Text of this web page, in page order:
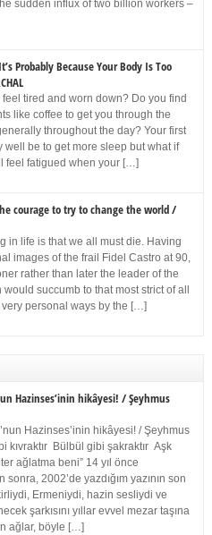
sudden influx of two billion workers –
Probably Because Your Body Is Too
feel tired and worn down? Do you find
like coffee to get you through the
throughout the day? Your first
well be to get more sleep but what if
feel fatigued when your […]
courage to try to change the world /
in life is that we all must die. Having
images of the frail Fidel Castro at 90,
rather than later the leader of the
succumb to that most strict of all
personal ways by the […]
Hazinses’inin hikâyesi! / Şeyhmus
Hazinses’inin hikâyesi! / Şeyhmus
kıvraktır Bülbül gibi şakraktır Aşk
ağlatma beni” 14 yıl önce
2002’de yazdığım yazının son
Ermeniydi, hazin sesliydi ve
şarkısını yıllar evvel mezar taşına
ağlar, böyle […]